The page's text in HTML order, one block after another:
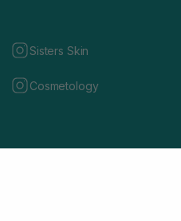
Sisters Skin
Cosmetology